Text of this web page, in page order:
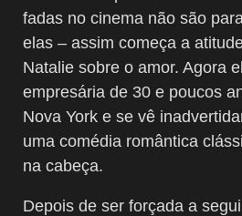
fadas no cinema não são
elas – assim começa a
Natalie sobre o amor. Agora
empresária de 30 e poucos
Nova York e se vê
uma comédia romântica
na cabeça.
Depois de ser forçada a